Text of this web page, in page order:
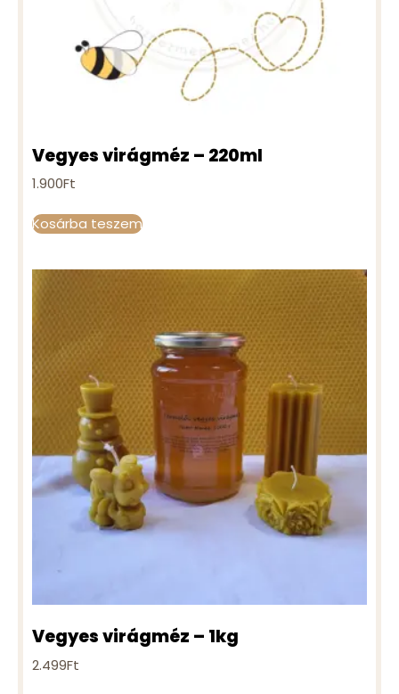
Vegyes virágméz – 220ml
1.900Ft
Kosárba teszem
Vegyes virágméz – 1kg
2.499Ft